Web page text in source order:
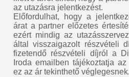
az utazásra jelentkezést.
Előfordulhat, hogy a
árat a partner előzetes
ezért mindig az
által visszaigazolt részvételi
fizetendő részvételi díjról a
Iroda emailben tájékoztatja
ez az ár tekinthető véglegesnek.